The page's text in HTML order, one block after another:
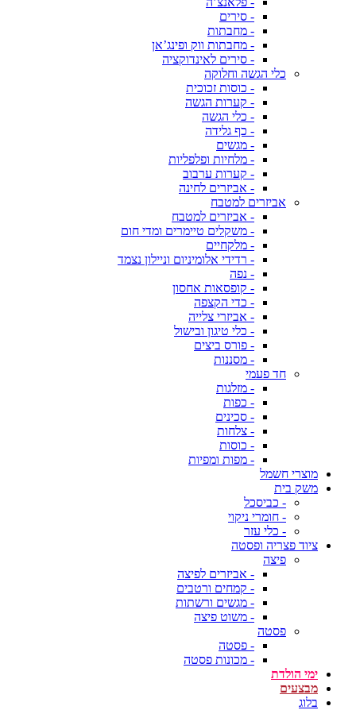
- סירים
- מחבתות
- מחבתות ווק ופינג’אן
- סירים לאינדוקציה
כלי הגשה וחלוקה
- כוסות זכוכית
- קערות הגשה
- כלי הגשה
- כף גלידה
- מגשים
- מלחיות ופלפליות
- קערות ערבוב
- אביזרים לחינה
אביזרים למטבח
- אביזרים למטבח
- משקלים טיימרים ומדי חום
- מלקחיים
- רדידי אלומיניום וניילון נצמד
- נפה
- קופסאות אחסון
- כדי הקצפה
- אביזרי צלייה
- כלי טיגון ובישול
- פורס ביצים
- מסננות
חד פעמי
- מזלגות
- כפות
- סכינים
- צלחות
- כוסות
- מפות ומפיות
מוצרי חשמל
משק בית
- כביסכל
- חומרי ניקוי
- כלי עזר
ציוד פצריה ופסטה
פיצה
- אביזרים לפיצה
- קמחים ורטבים
- מגשים ורשתות
- משוט פיצה
פסטה
- פסטה
- מכונות פסטה
ימי הולדת
מבצעים
בלוג